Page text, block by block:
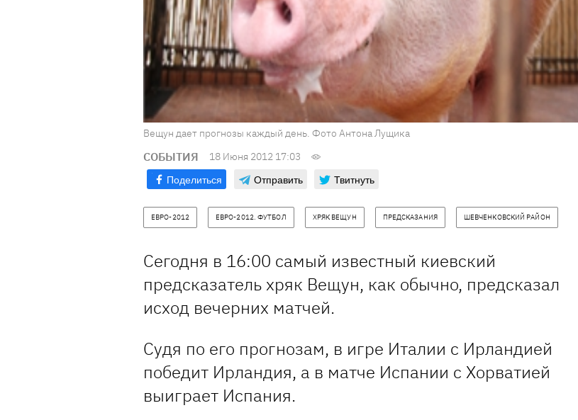
Вещун дает прогнозы каждый день. Фото Антона Лущика
СОБЫТИЯ 18 Июня 2012 17:03
Поделиться Отправить Твитнуть
ЕВРО-2012 ЕВРО-2012. ФУТБОЛ ХРЯК ВЕЩУН ПРЕДСКАЗАНИЯ ШЕВЧЕНКОВСКИЙ РАЙОН
Сегодня в 16:00 самый известный киевский
предсказатель хряк Вещун, как обычно, предсказал
исход вечерних матчей.
Судя по его прогнозам, в игре Италии с Ирландией
победит Ирландия, а в матче Испании с Хорватией
выиграет Испания.